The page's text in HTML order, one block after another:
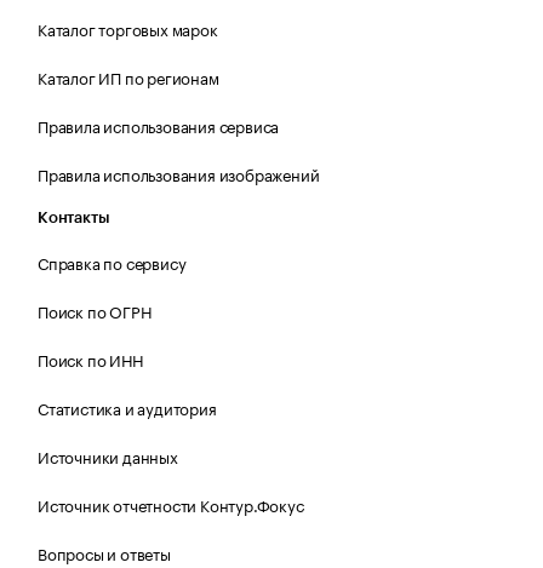
Каталог торговых марок
Каталог ИП по регионам
Правила использования сервиса
Правила использования изображений
Контакты
Справка по сервису
Поиск по ОГРН
Поиск по ИНН
Статистика и аудитория
Источники данных
Источник отчетности Контур.Фокус
Вопросы и ответы